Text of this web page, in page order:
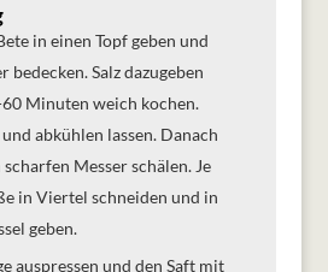
bedecken. Salz dazugeben
Minuten weich kochen.
abkühlen lassen. Danach
Messer schälen. Je
in Viertel schneiden und in
geben.